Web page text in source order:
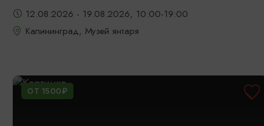
12.08.2026 - 19.08.2026, 10:00-19:00
Калининград, Музей янтаря
ОТ 1500₽